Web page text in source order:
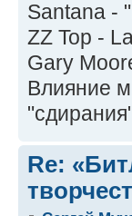
Santana -
ZZ Top -
Gary
Влияние
Re: